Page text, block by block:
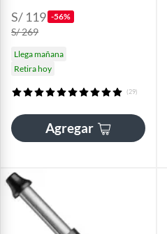
S/ 119 -56%
S/ 269
Llega mañana
Retira hoy
(29)
Agregar